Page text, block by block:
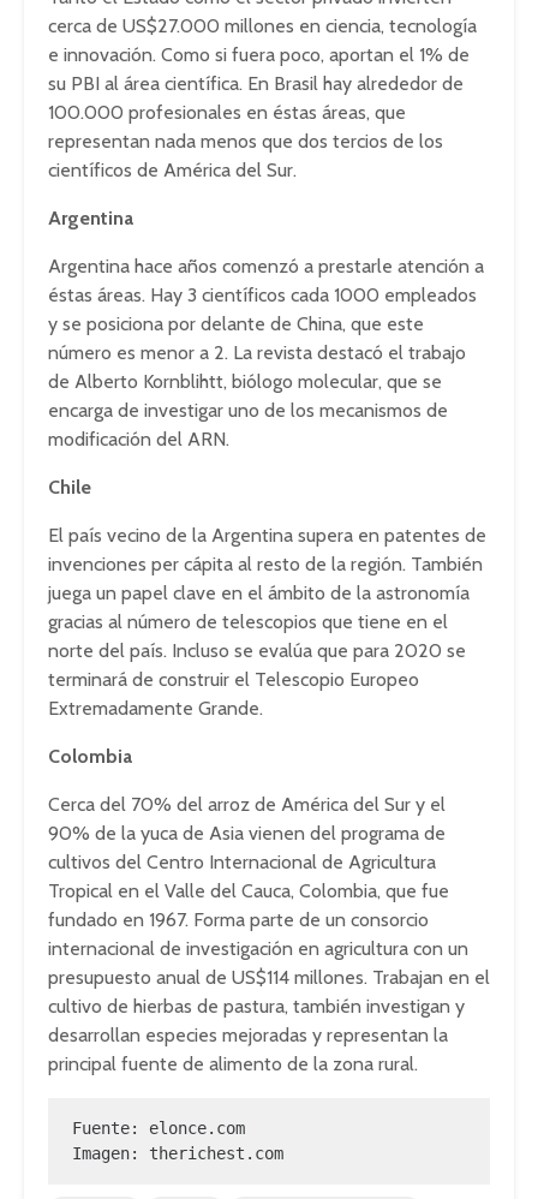
cerca de US$27.000 millones en ciencia, tecnología
e innovación. Como si fuera poco, aportan el 1% de
su PBI al área científica. En Brasil hay alrededor de
100.000 profesionales en éstas áreas, que
representan nada menos que dos tercios de los
científicos de América del Sur.
Argentina
Argentina hace años comenzó a prestarle atención a
éstas áreas. Hay 3 científicos cada 1000 empleados
y se posiciona por delante de China, que este
número es menor a 2. La revista destacó el trabajo
de Alberto Kornblihtt, biólogo molecular, que se
encarga de investigar uno de los mecanismos de
modificación del ARN.
Chile
El país vecino de la Argentina supera en patentes de
invenciones per cápita al resto de la región. También
juega un papel clave en el ámbito de la astronomía
gracias al número de telescopios que tiene en el
norte del país. Incluso se evalúa que para 2020 se
terminará de construir el Telescopio Europeo
Extremadamente Grande.
Colombia
Cerca del 70% del arroz de América del Sur y el
90% de la yuca de Asia vienen del programa de
cultivos del Centro Internacional de Agricultura
Tropical en el Valle del Cauca, Colombia, que fue
fundado en 1967. Forma parte de un consorcio
internacional de investigación en agricultura con un
presupuesto anual de US$114 millones. Trabajan en el
cultivo de hierbas de pastura, también investigan y
desarrollan especies mejoradas y representan la
principal fuente de alimento de la zona rural.
Fuente: elonce.com
Imagen: therichest.com